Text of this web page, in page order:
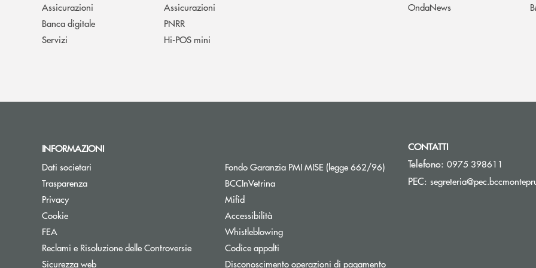
Assicurazioni
Banca digitale
Servizi
Assicurazioni
PNRR
Hi-POS mini
OndaNews
INFORMAZIONI
Dati societari
Trasparenza
Privacy
Cookie
FEA
Reclami e Risoluzione delle Controversie
Sicurezza web
Fondo Garanzia PMI MISE (legge 662/96)Apre una nuova finestra
BCCInVetrina
Mifid
Accessibilità
Whistleblowing
Codice appalti
Disconoscimento operazioni di pagamento
CONTATTI
Telefono: 0975 398611
PEC: